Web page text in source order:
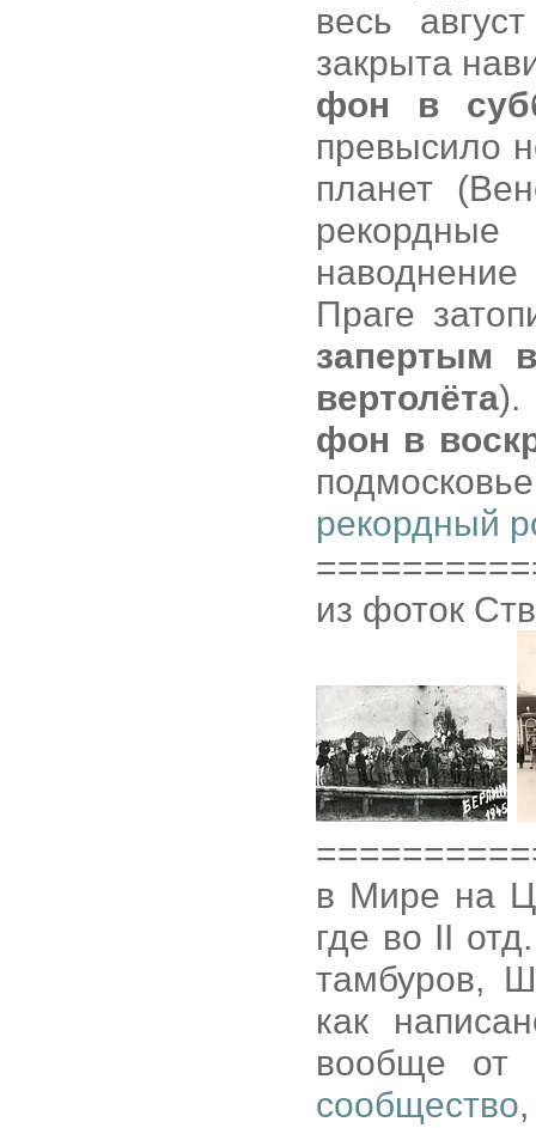
весь
закрыта
фон в
превысило
планет
Праге
запертым
вертолёта).
фон в
рекордный
из фоток
в Мире на
где во II
тамбуров,
как
вообще от
сообщество